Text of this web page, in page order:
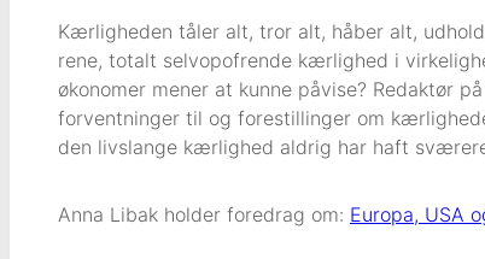
Kærligheden tåler alt, tror alt, håber alt,
rene, totalt selvopofrende kærlighed i
økonomer mener at kunne påvise? Redaktør
forventninger til og forestillinger om
den livslange kærlighed aldrig har haft
Anna Libak holder foredrag om: Europa, USA